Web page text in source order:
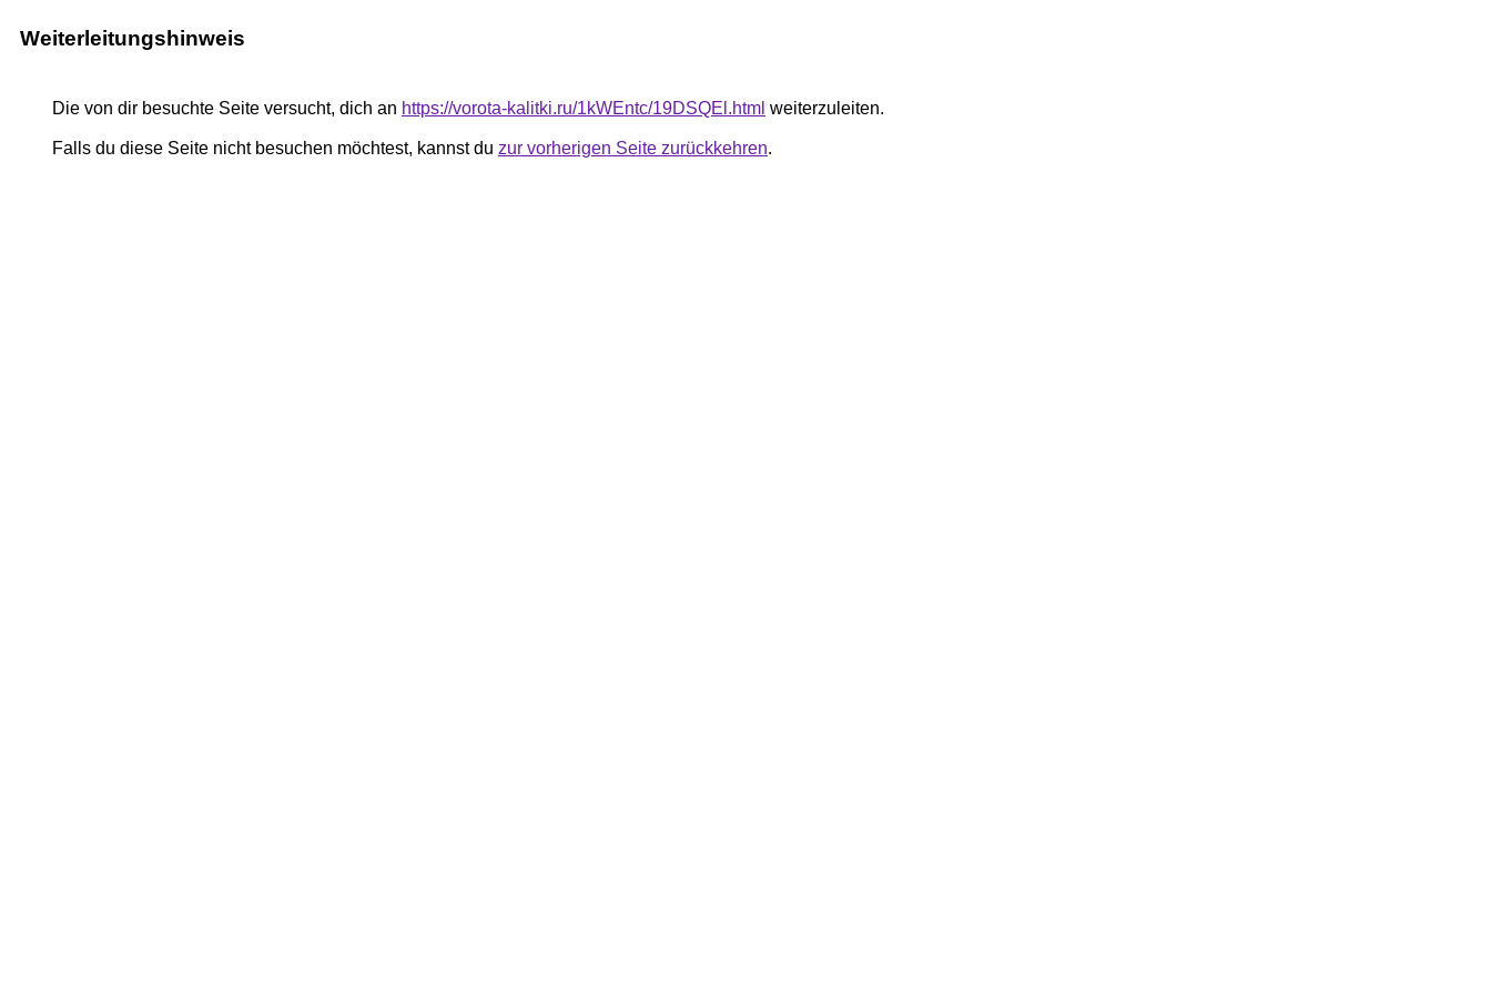
Weiterleitungshinweis
Die von dir besuchte Seite versucht, dich an https://vorota-kalitki.ru/1kWEntc/19DSQEl.html weiterzuleiten.
Falls du diese Seite nicht besuchen möchtest, kannst du zur vorherigen Seite zurückkehren.